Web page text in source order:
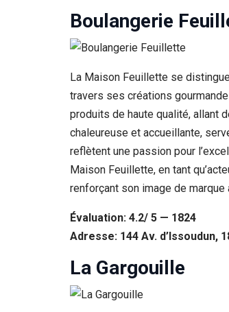
Boulangerie
La Maison Feuillette se
travers ses créations
produits de haute qualité, allant
chaleureuse et accueillante,
reflètent une passion pour
Maison Feuillette, en tant
renforçant son image de
Évaluation: 4.2/ 5 — 1824
Adresse: 144 Av. d’Issoudun,
La Gargouille